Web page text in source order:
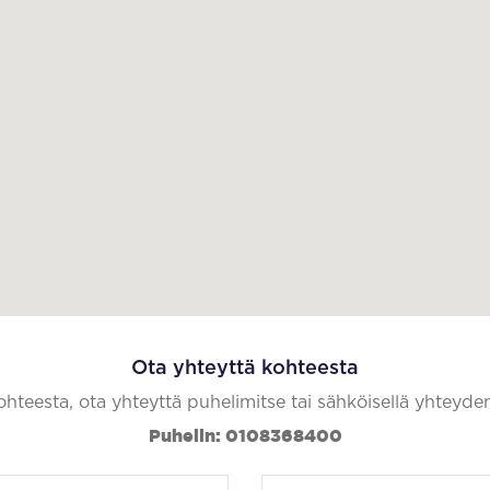
Ota yhteyttä kohteesta
ota yhteyttä puhelimitse tai sähköisellä
Puhelin: 0108368400